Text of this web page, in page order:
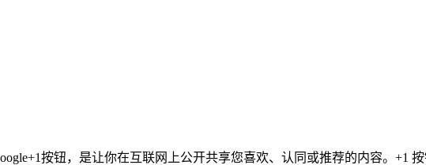
按钮，是让你在互联网上公开共享您喜欢、认同或推荐的内容。+1